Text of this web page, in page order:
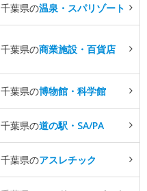
千葉県の温泉・スパリゾート
千葉県の商業施設・百貨店
千葉県の博物館・科学館
千葉県の道の駅・SA/PA
千葉県のアスレチック